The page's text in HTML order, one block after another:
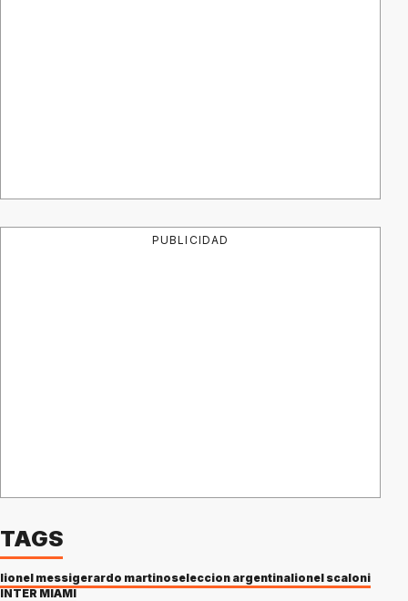
PUBLICIDAD
TAGS
lionel messigerardo martinoseleccion argentinalionel scaloni
INTER MIAMI